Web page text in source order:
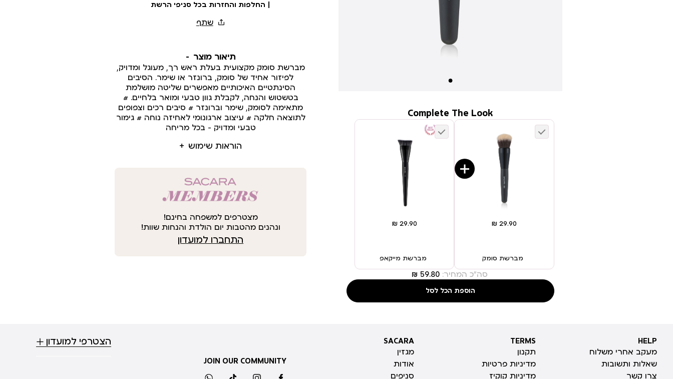
| החלפות והחזרות בכל סניפי הרשת
תיאור מוצר
הוראות שימוש
מברשת סומק מקצועית בעלת ראש רך, מעוגל ומדויק,
לפיזור אחיד של סומק, ברונזר או שימר. הסיבים
הסינתטיים האיכותיים מאפשרים שליטה מושלמת
בטשטוש והנחה, לקבלת גוון טבעי ומואר בלחיים. #
מתאימה לסומק, שימר וברונזר # סיבים רכים וצפופים
לתוצאה חלקה # עיצוב ארגונומי לאחיזה נוחה # גימור
טבעי ומדויק – בכל מריחה
מצטרפים למשפחה בחינם!
ונהנים מהטבות יום הולדת והנחות שוות!
התחברו למועדון
מברשת סומק מברשת מייקאפ
Complete The Look
סה"כ המחיר: ‏59.80 ₪
הוספת הכל לסל
HELP
HELP
מעקב אחרי משלוח
שאלות ותשובות
צרו קשר
TERMS
TERMS
תקנון
מדיניות פרטיות
מדיניות קוקיז
SACARA
SACARA
מגזין
אודות
סניפים
JOIN OUR COMMUNITY
הצטרפי למועדון